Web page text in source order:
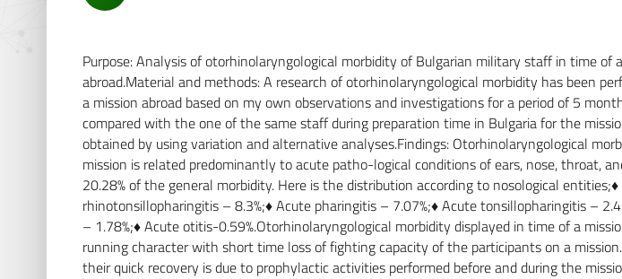
Purpose: Analysis of otorhinolaryngological morbidity of Bulgarian military staff in time of
abroad.Material and methods: A research of otorhinolaryngological morbidity has been
a mission abroad based on my own observations and investigations for a period of 5
compared with the one of the same staff during preparation time in Bulgaria for the
obtained by using variation and alternative analyses.Findings: Otorhinolaryngological
mission is related predominantly to acute patho-logical conditions of ears, nose, throat,
20.28% of the general morbidity. Here is the distribution according to nosological
rhinotonsillopharingitis – 8.3%;♦ Acute pharingitis – 7.07%;♦ Acute tonsillopharingitis –
– 1.78%;♦ Acute otitis-0.59%.Otorhinolaryngological morbidity displayed in time of a
running character with short time loss of fighting capacity of the participants on a
their quick recovery is due to prophylactic activities performed before and during the